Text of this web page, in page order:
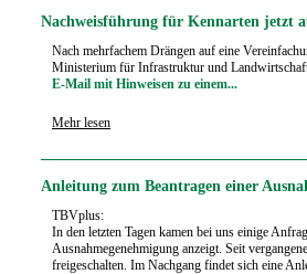
Nachweisführung für Kennarten jetzt
Nach mehrfachem Drängen auf eine
Ministerium für Infrastruktur und
E-Mail mit Hinweisen zu einem...
Mehr lesen
Anleitung zum Beantragen einer
TBVplus:
In den letzten Tagen kamen bei uns einige
Ausnahmegenehmigung anzeigt. Seit
freigeschalten. Im Nachgang findet sich eine